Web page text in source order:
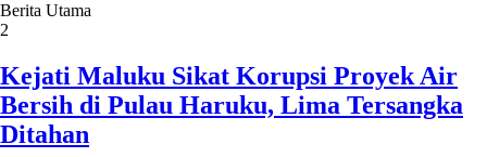
Berita Utama
2
Kejati Maluku Sikat Korupsi Proyek Air
Bersih di Pulau Haruku, Lima Tersangka
Ditahan